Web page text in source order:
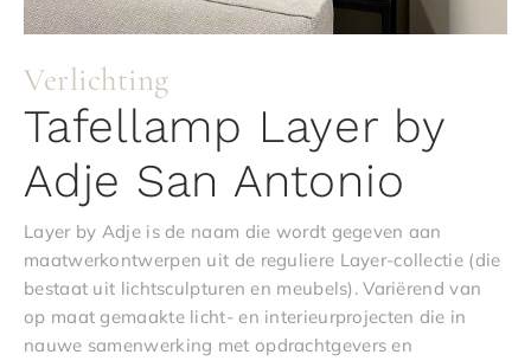
Verlichting
Tafellamp Layer by
Adje San Antonio
Layer by Adje is de naam die wordt gegeven aan
maatwerkontwerpen uit de reguliere Layer-collectie (die
bestaat uit lichtsculpturen en meubels). Variërend van
op maat gemaakte licht- en interieurprojecten die in
nauwe samenwerking met opdrachtgevers en